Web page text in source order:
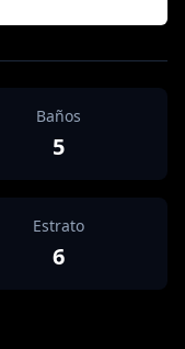
Baños
5
Estrato
6